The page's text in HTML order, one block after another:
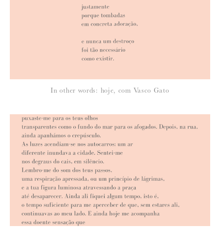
Para saber como tratamos e protegemos os seus dados, leia a nossa
In other words: hoje, com Vasco Gato